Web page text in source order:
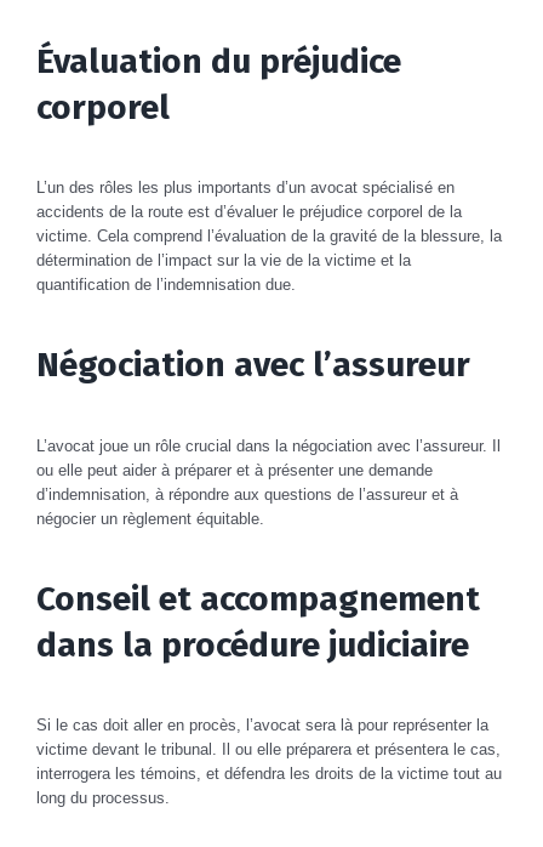
Évaluation du préjudice
corporel
L’un des rôles les plus importants d’un avocat spécialisé en
accidents de la route est d’évaluer le préjudice corporel de la
victime. Cela comprend l’évaluation de la gravité de la blessure, la
détermination de l’impact sur la vie de la victime et la
quantification de l’indemnisation due.
Négociation avec l’assureur
L’avocat joue un rôle crucial dans la négociation avec l’assureur. Il
ou elle peut aider à préparer et à présenter une demande
d’indemnisation, à répondre aux questions de l’assureur et à
négocier un règlement équitable.
Conseil et accompagnement
dans la procédure judiciaire
Si le cas doit aller en procès, l’avocat sera là pour représenter la
victime devant le tribunal. Il ou elle préparera et présentera le cas,
interrogera les témoins, et défendra les droits de la victime tout au
long du processus.